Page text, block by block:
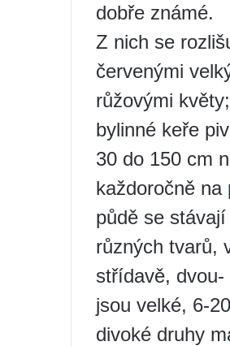
dobře známé.
Z nich se
červenými
růžovými
bylinné keře
30 do 150 cm
každoročně
půdě se
různých tvarů,
střídavě,
jsou velké, 6-
divoké druhy